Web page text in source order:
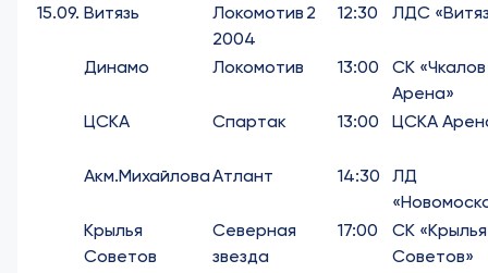
15.09. Витязь
Локомотив
2004
2 12:30 ЛДС
Динамо Локомотив 13:00
СК «Чкалов
Арена»
ЦСКА
Спартак 13:00 ЦСКА
Акм.МихайловаАтлант 14:30
ЛД
Крылья
Советов
Северная
звезда
17:00
СК «Крылья
Советов»